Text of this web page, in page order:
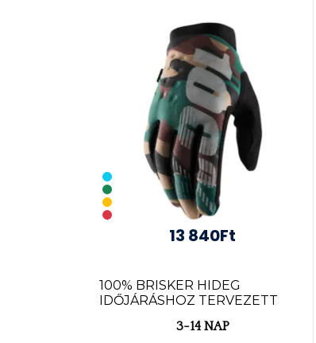
13 840Ft
100% BRISKER HIDEG
IDŐJÁRÁSHOZ TERVEZETT
3-14 NAP